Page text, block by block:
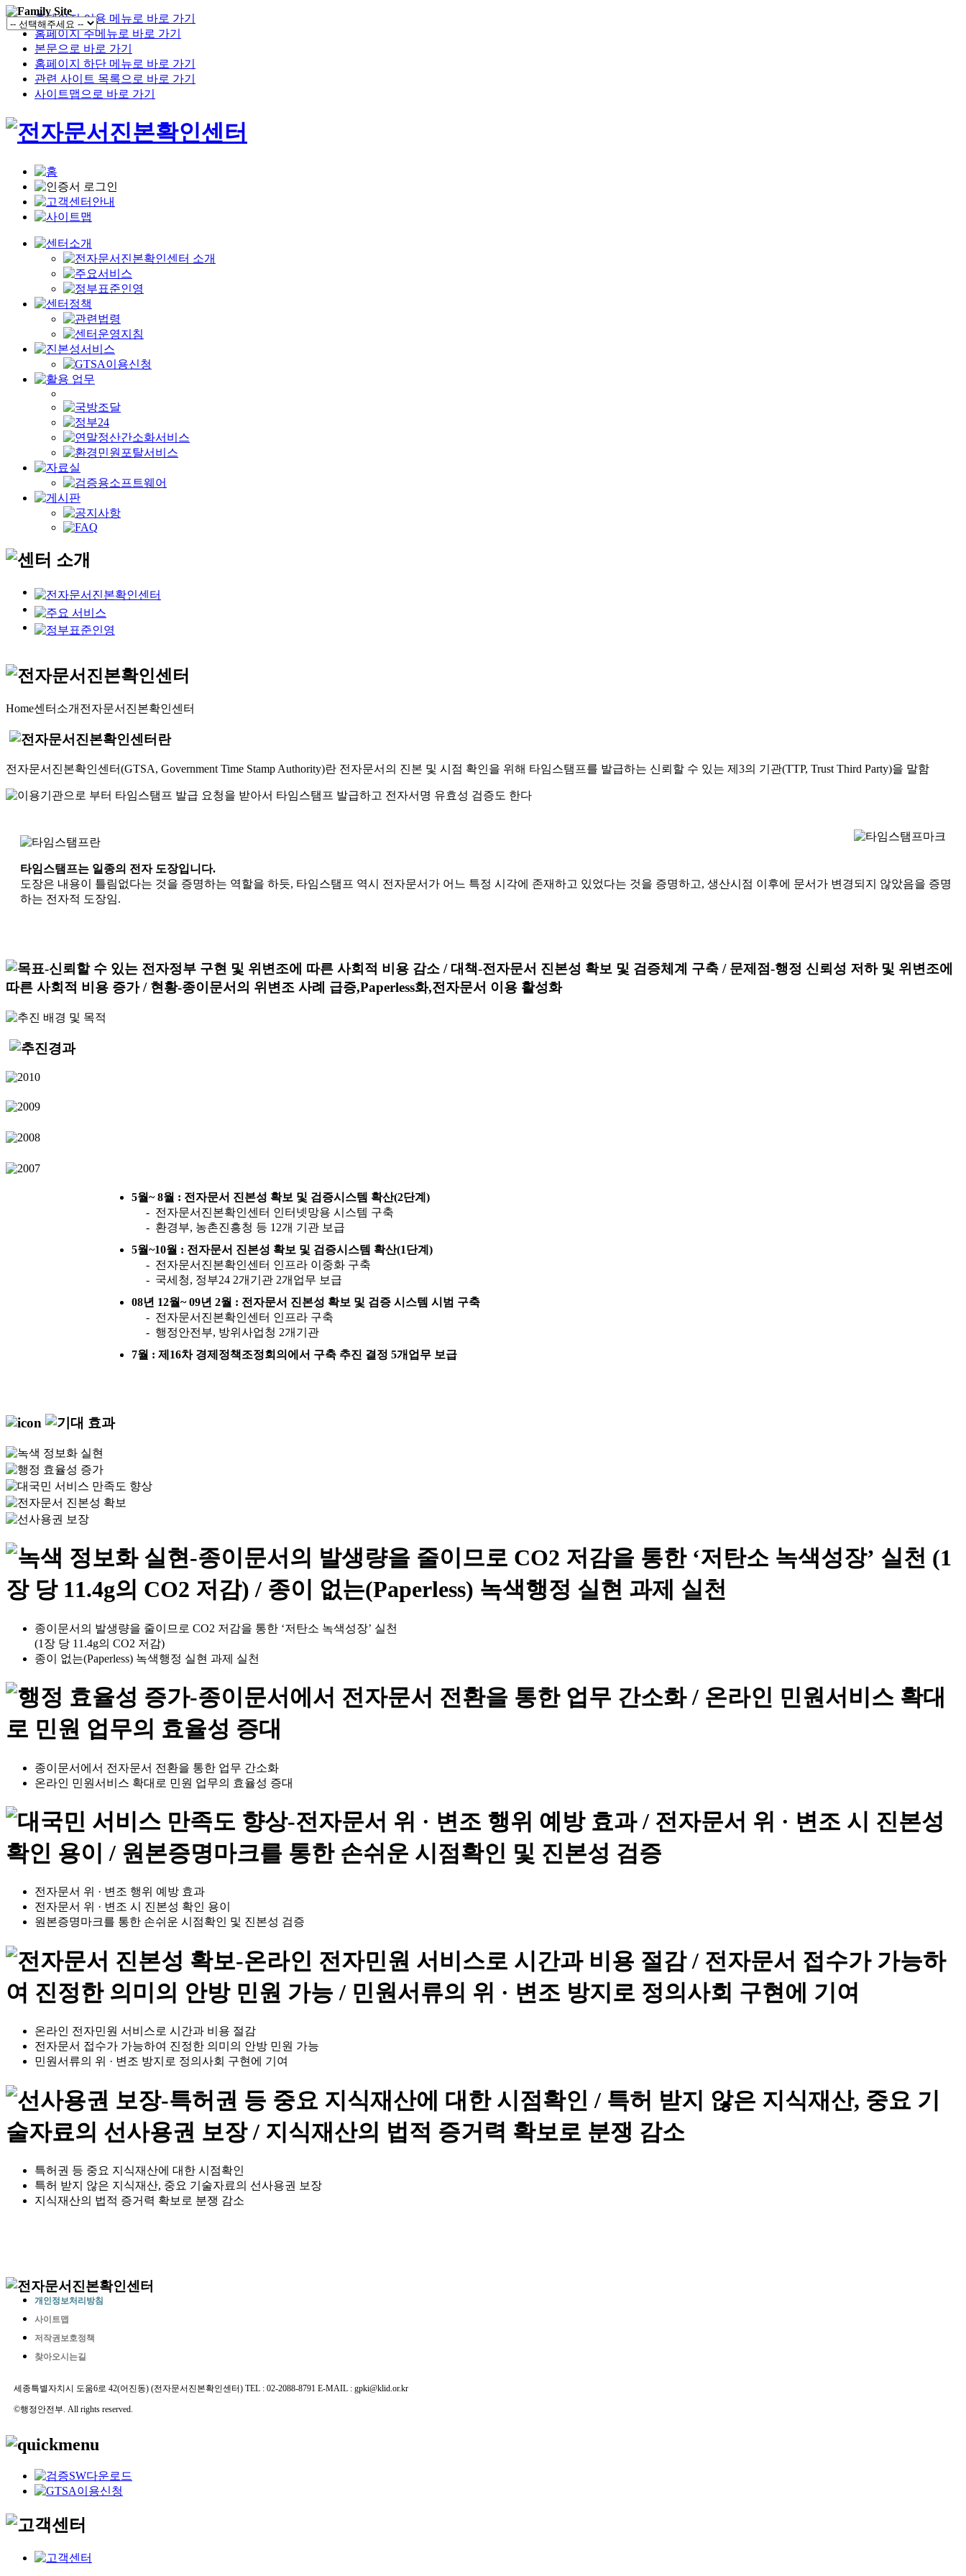
홈페이지 이용 메뉴로 바로 가기
홈페이지 주메뉴로 바로 가기
본문으로 바로 가기
홈페이지 하단 메뉴로 바로 가기
관련 사이트 목록으로 바로 가기
사이트맵으로 바로 가기
Home센터소개 전자문서진본확인센터
전자문서진본확인센터(GTSA, Government Time Stamp Authority)란 전자문서의 진본 및 시점 확인을 위해 타임스탬프를 발급하는 신뢰할 수 있는 제3의 기관(TTP, Trust Third Party)을 말함
타임스탬프는 일종의 전자 도장입니다.
도장은 내용이 틀림없다는 것을 증명하는 역할을 하듯, 타임스탬프 역시 전자문서가 어느 특정 시각에 존재하고 있었다는 것을 증명하고, 생산시점 이후에 문서가 변경되지 않았음을 증명
하는 전자적 도장임.
5월~ 8월 : 전자문서 진본성 확보 및 검증시스템 확산(2단계)
- 전자문서진본확인센터 인터넷망용 시스템 구축
- 환경부, 농촌진흥청 등 12개 기관 보급
5월~10월 : 전자문서 진본성 확보 및 검증시스템 확산(1단계)
- 전자문서진본확인센터 인프라 이중화 구축
- 국세청, 정부24 2개기관 2개업무 보급
08년 12월~ 09년 2월 : 전자문서 진본성 확보 및 검증 시스템 시범 구축
- 전자문서진본확인센터 인프라 구축
- 행정안전부, 방위사업청 2개기관
7월 : 제16차 경제정책조정회의에서 구축 추진 결정 5개업무 보급
종이문서의 발생량을 줄이므로 CO2 저감을 통한 ‘저탄소 녹색성장’ 실천
(1장 당 11.4g의 CO2 저감)
종이 없는(Paperless) 녹색행정 실현 과제 실천
종이문서에서 전자문서 전환을 통한 업무 간소화
온라인 민원서비스 확대로 민원 업무의 효율성 증대
전자문서 위 · 변조 행위 예방 효과
전자문서 위 · 변조 시 진본성 확인 용이
원본증명마크를 통한 손쉬운 시점확인 및 진본성 검증
온라인 전자민원 서비스로 시간과 비용 절감
전자문서 접수가 가능하여 진정한 의미의 안방 민원 가능
민원서류의 위 · 변조 방지로 정의사회 구현에 기여
특허권 등 중요 지식재산에 대한 시점확인
특허 받지 않은 지식재산, 중요 기술자료의 선사용권 보장
지식재산의 법적 증거력 확보로 분쟁 감소
개인정보처리방침
사이트맵
저작권보호정책
찾아오시는길
세종특별자치시 도움6로 42(어진동) (전자문서진본확인센터) TEL : 02-2088-8791 E-MAIL : gpki@klid.or.kr
©행정안전부. All rights reserved.